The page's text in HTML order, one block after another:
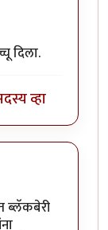
दिला.
व्हा
होते.
ब्लॅकबेरी